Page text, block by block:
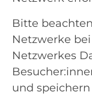
Bitte
Netzwerke
Netzwerkes
und